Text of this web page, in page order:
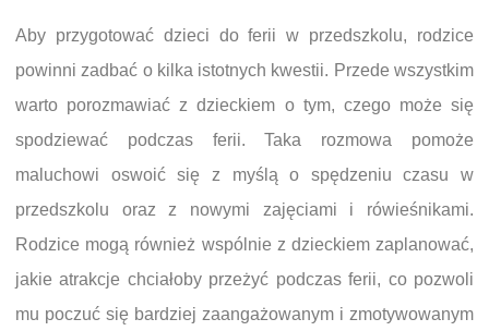
Aby przygotować dzieci do ferii w przedszkolu, rodzice
powinni zadbać o kilka istotnych kwestii. Przede wszystkim
warto porozmawiać z dzieckiem o tym, czego może się
spodziewać podczas ferii. Taka rozmowa pomoże
maluchowi oswoić się z myślą o spędzeniu czasu w
przedszkolu oraz z nowymi zajęciami i rówieśnikami.
Rodzice mogą również wspólnie z dzieckiem zaplanować,
jakie atrakcje chciałoby przeżyć podczas ferii, co pozwoli
mu poczuć się bardziej zaangażowanym i zmotywowanym